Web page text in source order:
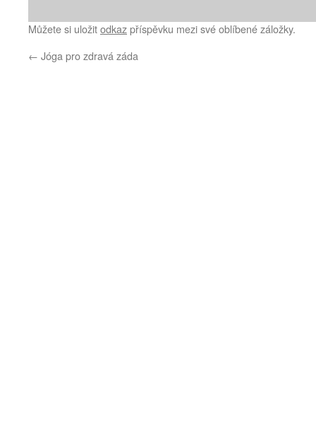
Můžete si uložitodkazpříspěvku mezi své oblíbené záložky.
← Jóga pro zdravá záda